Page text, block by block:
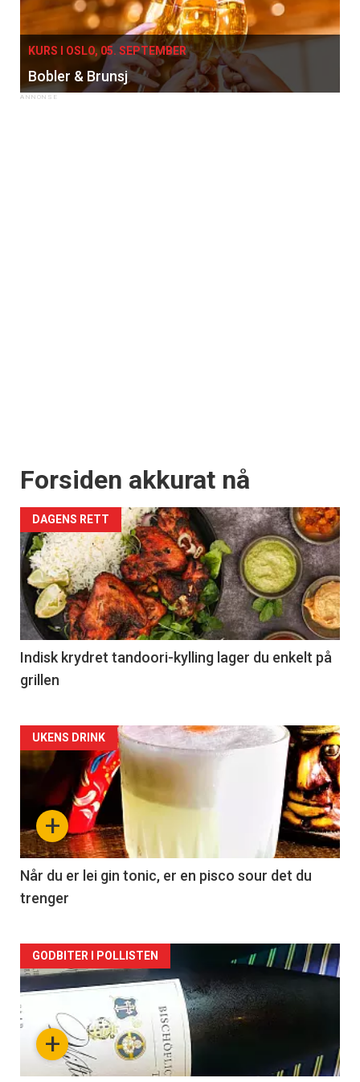
KURS I OSLO, 05. SEPTEMBER
Bobler & Brunsj
Forsiden akkurat nå
DAGENS RETT
Indisk krydret tandoori-kylling lager du enkelt på
grillen
Forsiden
akkurat
nå
-
2
+
UKENS DRINK
Når du er lei gin tonic, er en pisco sour det du
trenger
Forsiden
akkurat
nå+
GODBITER I POLLISTEN